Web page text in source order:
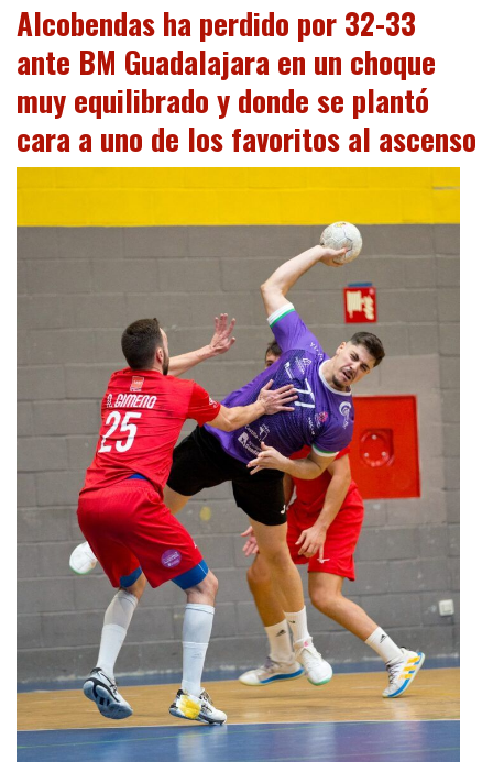
Alcobendas ha perdido por 32-33
ante BM Guadalajara en un choque
muy equilibrado y donde se plantó
cara a uno de los favoritos al ascenso